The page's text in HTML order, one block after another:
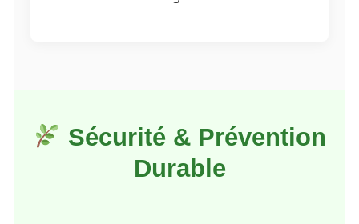
Sécurité & Prévention
Durable